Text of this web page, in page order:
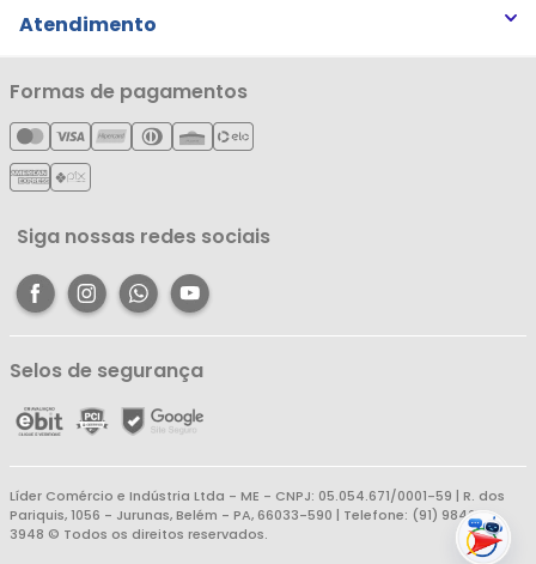
Notícias
Cartão Líderzan
Trocas e Devoluções
Política de Privacidade
Política de Entrega
Política de Reembolso
Atendimento
Minha Conta
Meus Pedidos
Meus Favoritos
Central de Atendimento
Formas de pagamentos
Siga nossas redes sociais
Selos de segurança
Líder Comércio e Indústria Ltda - ME - CNPJ: 05.054.671/0001-59 | R. dos
Pariquis, 1056 - Jurunas, Belém - PA, 66033-590 | Telefone: (91) 98403-
3948 © Todos os direitos reservados.